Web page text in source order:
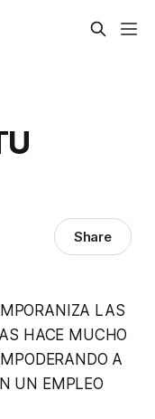
Share
LAS
HACE MUCHO
A
UN EMPLEO